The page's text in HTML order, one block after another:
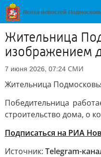
Жительница
изображением
7 июня 2026, 07:24 СМИ
Жительница
Победительница
строительство дома, о
Подписаться на РИА
Источник: Telegram-